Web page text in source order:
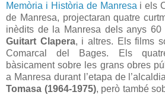
Memòria i Història de Manresa i els
de Manresa, projectaran quatre
inèdits de la Manresa dels anys
Guitart Clapera, i altres. Els films
Comarcal del Bages. Els
bàsicament sobre les grans obres
a Manresa durant l’etapa de
Tomasa (1964-1975), però també